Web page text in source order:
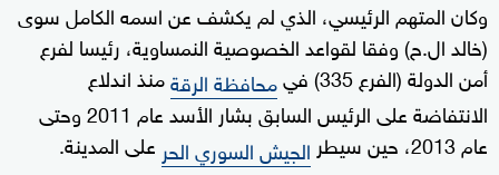
وكان المتهم الرئيسي، الذي لم يكشف عن ‌اسمه الكامل سوى
(خالد ‌ال.ح) وفقا لقواعد الخصوصية النمساوية، رئيسا لفرع
أمن الدولة (الفرع 335) في
محافظة الرقةمنذ اندلاع
الانتفاضة على الرئيس السابق بشار الأسد عام 2011 وحتى
عام 2013، حين سيطر
الجيش السوري الحر على المدينة.